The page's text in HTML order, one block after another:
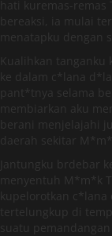
hati kuremas-
bereaksi, ia mulai
menatapku dengan
Kualihkan tanganku
ke dalam c*lana
pant*tnya selama
membiarkan aku
berani menjelajahi
daerah sekitar
Jantungku brdebar
menyentuh M*m*k
kupelorotkan c*lana
tertelungkup di
suatu pemandangan